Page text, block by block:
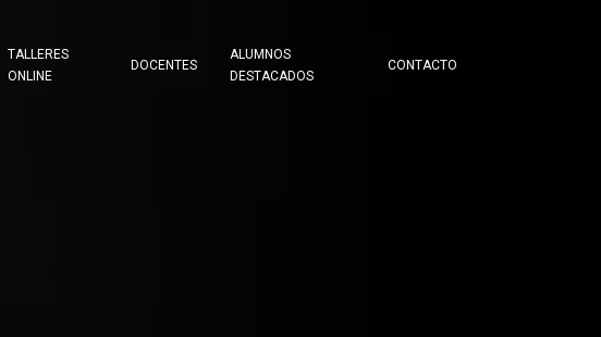
TALLERES
ONLINE
DOCENTES
ALUMNOS
DESTACADOS
CONTACTO